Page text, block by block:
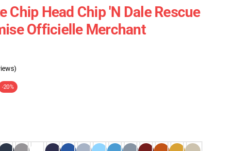
Chip Head Chip 'n Dale Rescue
Officielle Merchant
-20%